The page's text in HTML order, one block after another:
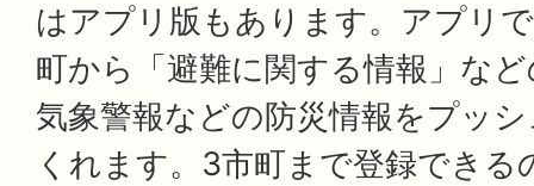
はアプリ版もあります。アプリ
町から「避難に関する情報」な
気象警報などの防災情報をプッ
くれます。3市町まで登録できる